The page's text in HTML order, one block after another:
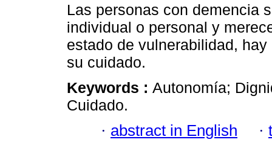
Las personas con demencia
individual o personal y
estado de vulnerabilidad,
su cuidado.
Keywords : Autonomía;
Cuidado.
· abstract in English ·